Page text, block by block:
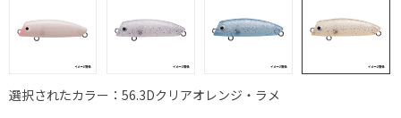
選択されたカラー：56.3Dクリアオレンジ・ラメ